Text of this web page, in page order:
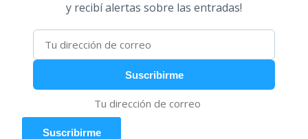
y recibí alertas sobre las entradas!
Suscribirme
Suscribirme